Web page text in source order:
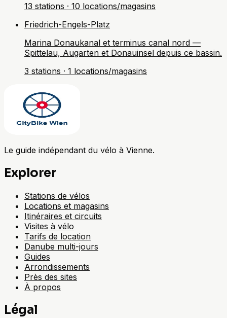
13 stations · 10 locations/magasins
Friedrich-Engels-Platz
Marina Donaukanal et terminus canal nord —
Spittelau, Augarten et Donauinsel depuis ce bassin.
3 stations · 1 locations/magasins
Le guide indépendant du vélo à Vienne.
Explorer
Stations de vélos
Locations et magasins
Itinéraires et circuits
Visites à vélo
Tarifs de location
Danube multi-jours
Guides
Arrondissements
Près des sites
À propos
Légal